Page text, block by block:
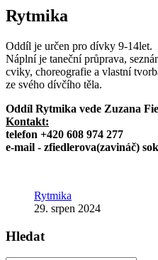
Rytmika
Oddíl je určen pro dívky 9-14let.
Náplní je taneční průprava,
cviky, choreografie a vlastní
ze svého dívčího těla.
Oddíl Rytmika vede Zuzana
Kontakt:
telefon +420 608 974 277
e-mail - zfiedlerova(zavináč)
Rytmika
29. srpen 2024
Hledat